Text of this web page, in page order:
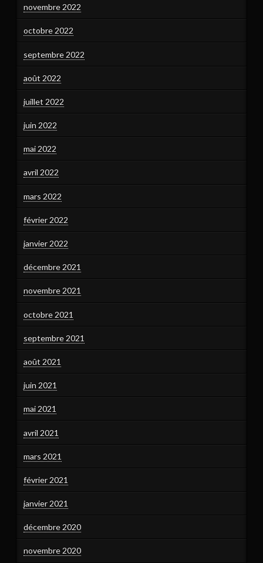
novembre 2022
octobre 2022
septembre 2022
août 2022
juillet 2022
juin 2022
mai 2022
avril 2022
mars 2022
février 2022
janvier 2022
décembre 2021
novembre 2021
octobre 2021
septembre 2021
août 2021
juin 2021
mai 2021
avril 2021
mars 2021
février 2021
janvier 2021
décembre 2020
novembre 2020